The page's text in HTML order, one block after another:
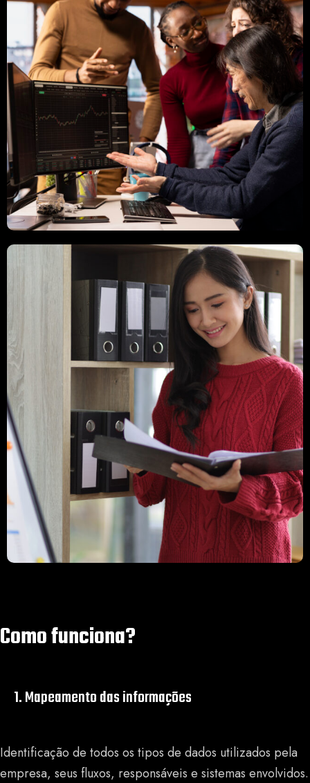
Como funciona?
1. Mapeamento das informações
Identificação de todos os tipos de dados utilizados pela
empresa, seus fluxos, responsáveis e sistemas envolvidos.